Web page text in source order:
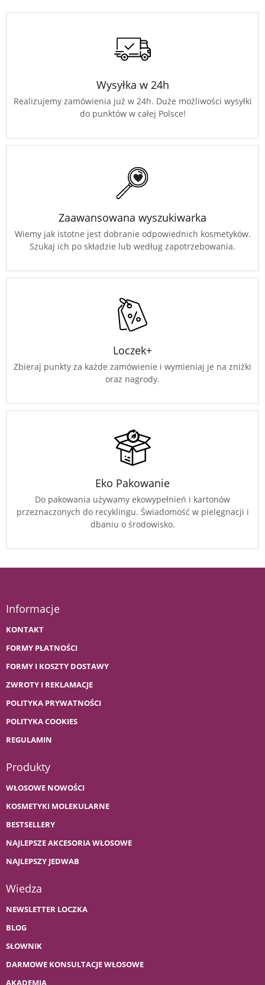
Wysyłka w 24h
Realizujemy zamówienia już w 24h. Duże możliwości wysyłki
do punktów w całej Polsce!
Zaawansowana wyszukiwarka
Wiemy jak istotne jest dobranie odpowiednich kosmetyków.
Szukaj ich po składzie lub według zapotrzebowania.
Loczek+
Zbieraj punkty za każde zamówienie i wymieniaj je na zniżki
oraz nagrody.
Eko Pakowanie
Do pakowania używamy ekowypełnień i kartonów
przeznaczonych do recyklingu. Świadomość w pielęgnacji i
dbaniu o środowisko.
Informacje
KONTAKT
FORMY PŁATNOŚCI
FORMY I KOSZTY DOSTAWY
ZWROTY I REKLAMACJE
POLITYKA PRYWATNOŚCI
POLITYKA COOKIES
REGULAMIN
Produkty
WŁOSOWE NOWOŚCI
KOSMETYKI MOLEKULARNE
BESTSELLERY
NAJLEPSZE AKCESORIA WŁOSOWE
NAJLEPSZY JEDWAB
Wiedza
NEWSLETTER LOCZKA
BLOG
SŁOWNIK
DARMOWE KONSULTACJE WŁOSOWE
AKADEMIA